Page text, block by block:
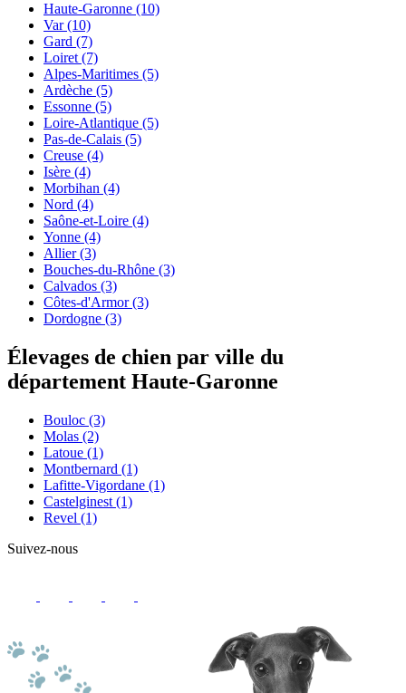
Haute-Garonne (10)
Var(10)
Gard (7)
Loiret(7)
Alpes-Maritimes (5)
Ardèche (5)
Essonne (5)
Loire-Atlantique (5)
Pas-de-Calais (5)
Creuse (4)
Isère (4)
Morbihan (4)
Nord (4)
Saône-et-Loire (4)
Yonne (4)
Allier(3)
Bouches-du-Rhône (3)
Calvados (3)
Côtes-d'Armor(3)
Dordogne (3)
Élevages de chien par ville du
département Haute-Garonne
Bouloc (3)
Molas (2)
Latoue (1)
Montbernard (1)
Lafitte-Vigordane (1)
Castelginest (1)
Revel (1)
Suivez-nous